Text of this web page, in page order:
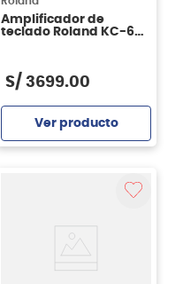
Amplificador de
teclado Roland KC-600
S/ 3699.00
Ver producto